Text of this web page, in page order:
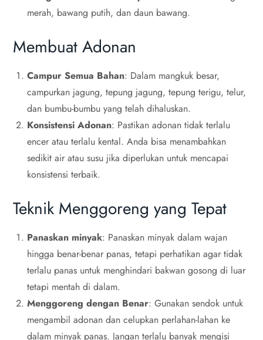
merah, bawang putih, dan daun bawang.
Membuat Adonan
Campur Semua Bahan: Dalam mangkuk besar,
campurkan jagung, tepung jagung, tepung terigu, telur,
dan bumbu-bumbu yang telah dihaluskan.
Konsistensi Adonan: Pastikan adonan tidak terlalu
encer atau terlalu kental. Anda bisa menambahkan
sedikit air atau susu jika diperlukan untuk mencapai
konsistensi terbaik.
Teknik Menggoreng yang Tepat
Panaskan minyak: Panaskan minyak dalam wajan
hingga benar-benar panas, tetapi perhatikan agar tidak
terlalu panas untuk menghindari bakwan gosong di luar
tetapi mentah di dalam.
Menggoreng dengan Benar: Gunakan sendok untuk
mengambil adonan dan celupkan perlahan-lahan ke
dalam minyak panas. Jangan terlalu banyak mengisi